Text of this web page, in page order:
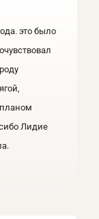
это было
планом
Лидие